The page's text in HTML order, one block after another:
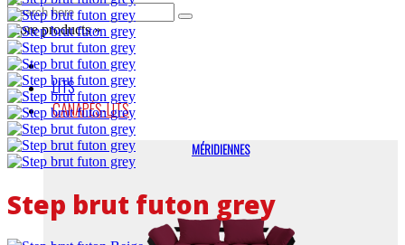
More products »
LITS
CANAPÉS-LITS
MÉRIDIENNES
Step brut futon grey